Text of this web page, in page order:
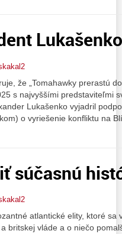
že „Tomahawky prerastú
s najvyššími predstaviteľmi
Lukašenko vyjadril
o vyriešenie konfliktu na
súčasnú
atlantické elity, ktoré sa
britskej vláde a o niečo